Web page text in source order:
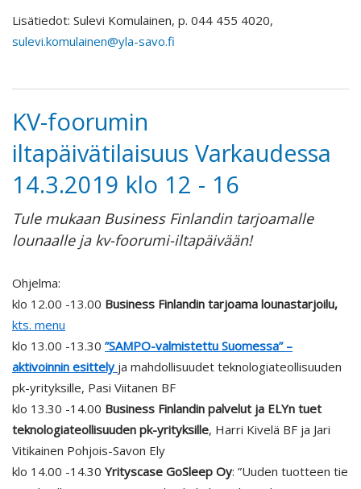
Lisätiedot: Sulevi Komulainen, p. 044 455 4020,
sulevi.komulainen@yla-savo.fi
KV-foorumin
iltapäivätilaisuus Varkaudessa
14.3.2019 klo 12 - 16
Tule mukaan Business Finlandin tarjoamalle
lounaalle ja kv-foorumi-iltapäivään!
Ohjelma:
klo 12.00 -13.00 Business Finlandin tarjoama lounastarjoilu,
kts. menu
klo 13.00 -13.30 ”SAMPO-valmistettu Suomessa” –
aktivoinnin esittely ja mahdollisuudet teknologiateollisuuden
pk-yrityksille, Pasi Viitanen BF
klo 13.30 -14.00 Business Finlandin palvelut ja ELYn tuet
teknologiateollisuuden pk-yrityksille, Harri Kivelä BF ja Jari
Vitikainen Pohjois-Savon Ely
klo 14.00 -14.30 Yrityscase GoSleep Oy: ”Uuden tuotteen tie